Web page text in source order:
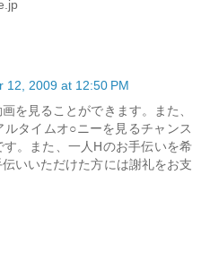
12, 2009 at 12:50 PM
を見ることができます。また、
タイムオ○ニーを見るチャンス
。また、一人Hのお手伝いを希
いいただけた方には謝礼をお支